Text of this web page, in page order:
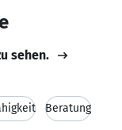
sehen.
Beratung